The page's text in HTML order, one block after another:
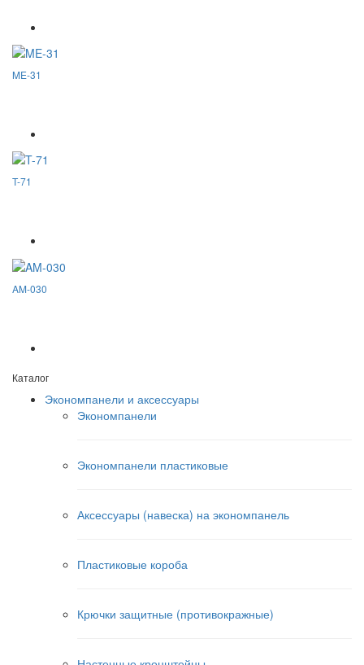
ME-31
T-71
AM-030
Каталог
Экономпанели и аксессуары
Экономпанели
Экономпанели пластиковые
Аксессуары (навеска) на экономпанель
Пластиковые короба
Крючки защитные (противокражные)